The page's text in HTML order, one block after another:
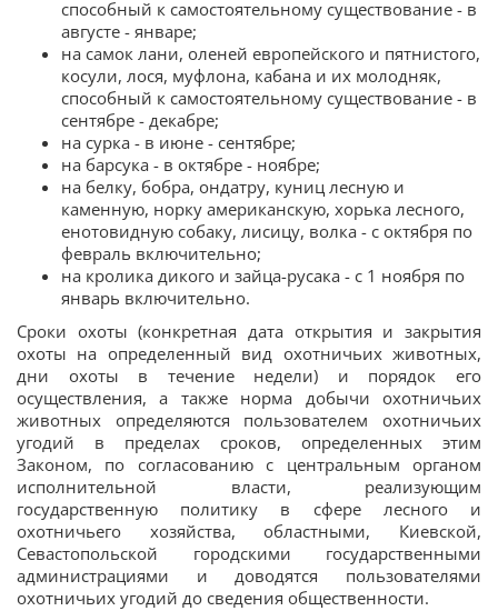
способный к самостоятельному существование - в
августе - январе;
на самок лани, оленей европейского и пятнистого,
косули, лося, муфлона, кабана и их молодняк,
способный к самостоятельному существование - в
сентябре - декабре;
на сурка - в июне - сентябре;
на барсука - в октябре - ноябре;
на белку, бобра, ондатру, куниц лесную и
каменную, норку американскую, хорька лесного,
енотовидную собаку, лисицу, волка - с октября по
февраль включительно;
на кролика дикого и зайца-русака - с 1 ноября по
январь включительно.
Сроки охоты (конкретная дата открытия и закрытия
охоты на определенный вид охотничьих животных,
дни охоты в течение недели) и порядок его
осуществления, а также норма добычи охотничьих
животных определяются пользователем охотничьих
угодий в пределах сроков, определенных этим
Законом, по согласованию с центральным органом
исполнительной власти, реализующим
государственную политику в сфере лесного и
охотничьего хозяйства, областными, Киевской,
Севастопольской городскими государственными
администрациями и доводятся пользователями
охотничьих угодий до сведения общественности.